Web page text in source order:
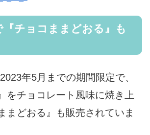
『チョコままどおる』も
年5月までの期間限定で、
をチョコレート風味に焼き上
まどおる』も販売されていま